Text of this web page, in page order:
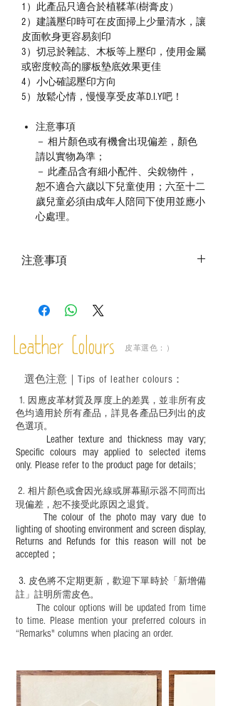
1）此產品只適合於植鞣革(樹膏皮）
2）建議壓印時可在皮面掃上少量清水，讓
皮面軟身更容易刻印
3）切忌於雜誌、木板等上壓印，使用金屬
或密度較高的膠板墊底效果更佳
4）小心確認壓印方向
5）放鬆心情，慢慢享受皮革D.I.Y吧！
注意事項
－ 相片顏色或有機會出現偏差，顏色
請以實物為準；
－ 此產品含有細小配件、尖銳物件，
恕不適合六歲以下兒童使用；六至十二
歲兒童必須由成年人陪同下使用並應小
心處理。
注意事項
－ 此產品含有細小配件、尖銳物件，恕不
必須由成年人陪同下使用並應小心處理。
Leather Colours 皮革選色：）
1. ​ 因應皮革材質及厚度上的差異，並非所有皮
色均適用於所有產品，詳見各產品巳列出的皮
色選項。
Leather texture and thickness may vary;
Specific colours may applied to selected items
only. Please refer to the product page for details;
​2.相片顏色或會因光線或屏幕顯示器不同而出
現偏差，恕不接受此原因之退貨。
The colour of the photo may vary due to
lighting of shooting environment and screen display,
Returns and Refunds for this reason will not be
accepted；
3. 皮色將不定期更新，歡迎下單時於「新增備
註」註明 所需皮色。
The colour options will be updated from time
to time. Please mention your preferred colours in
“Remarks" columns when placing an order.
選色注意｜ Tips of leather colours ：